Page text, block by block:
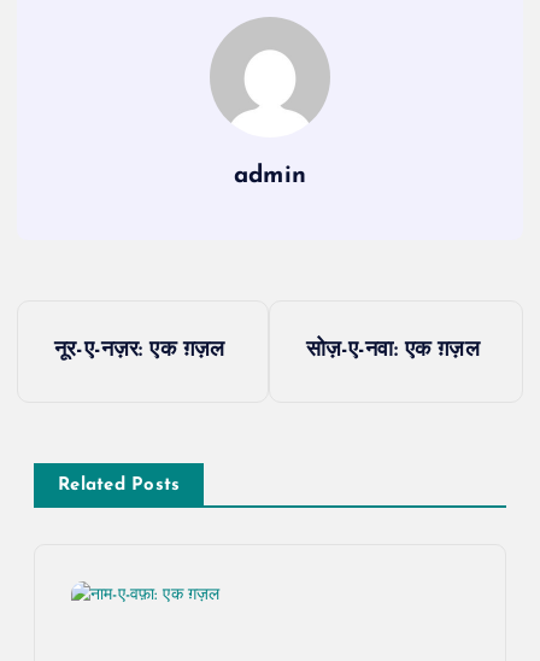
admin
t
नूर-ए-नज़र: एक ग़ज़ल सोज़-ए-नवा: एक ग़ज़ल
Related Posts